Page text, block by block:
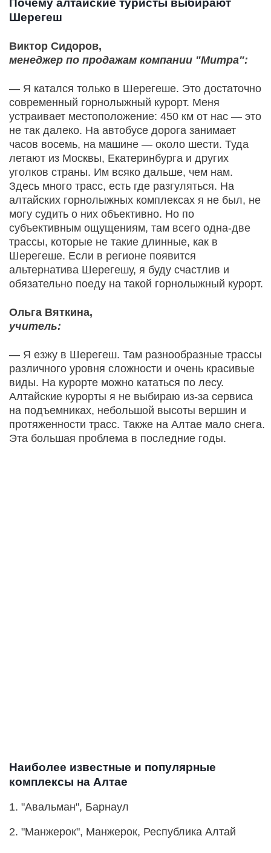
Почему алтайские туристы выбирают
Шерегеш
Виктор Сидоров,
менеджер по продажам компании "Митра":
— Я катался только в Шерегеше. Это достаточно
современный горнолыжный курорт. Меня
устраивает местоположение: 450 км от нас — это
не так далеко. На автобусе дорога занимает
часов восемь, на машине — около шести. Туда
летают из Москвы, Екатеринбурга и других
уголков страны. Им всяко дальше, чем нам.
Здесь много трасс, есть где разгуляться. На
алтайских горнолыжных комплексах я не был, не
могу судить о них объективно. Но по
субъективным ощущениям, там всего одна-две
трассы, которые не такие длинные, как в
Шерегеше. Если в регионе появится
альтернатива Шерегешу, я буду счастлив и
обязательно поеду на такой горнолыжный курорт.
Ольга Вяткина,
учитель:
— Я езжу в Шерегеш. Там разнообразные трассы
различного уровня сложности и очень красивые
виды. На курорте можно кататься по лесу.
Алтайские курорты я не выбираю из-за сервиса
на подъемниках, небольшой высоты вершин и
протяженности трасс. Также на Алтае мало снега.
Эта большая проблема в последние годы.
Наиболее известные и популярные
комплексы на Алтае
1. "Авальман", Барнаул
2. "Манжерок", Манжерок, Рес­публика Алтай